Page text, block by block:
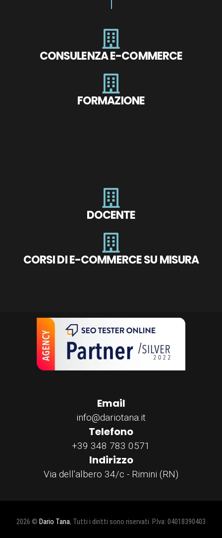
CONSULENZA E-COMMERCE
FORMAZIONE
DOCENTE
CORSI DI E-COMMERCE SU MISURA
Email
info@dariotana.it
Telefono
+39 348 783 0571
Indirizzo
Via dell'albero 34/c - Rimini (RN)
2026 © Dario Tana, Tutti i diritti sono riservati. P.Iva: 04018390403